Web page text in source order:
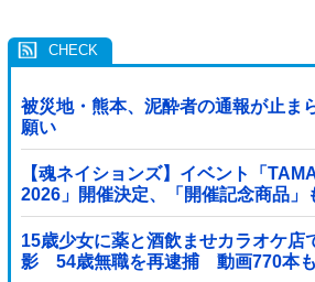
被災地・熊本、泥酔者の通報が止ま
願い
【魂ネイションズ】イベント「
2026」開催決定、「開催記念商品」
15歳少女に薬と酒飲ませカラオケ店
影 54歳無職を再逮捕 動画770本